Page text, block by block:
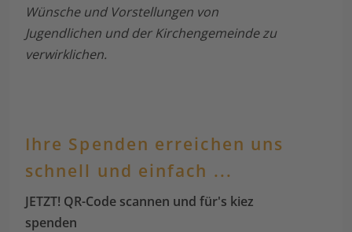
Wünsche und Vorstellungen von
Jugendlichen und der Kirchengemeinde zu
verwirklichen.
Ihre Spenden erreichen uns
schnell und einfach ...
JETZT! QR-Code scannen und für's kiez
spenden